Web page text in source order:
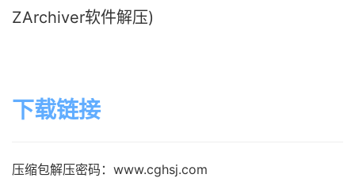
ZArchiver软件解压)
下载链接
压缩包解压密码：www.cghsj.com